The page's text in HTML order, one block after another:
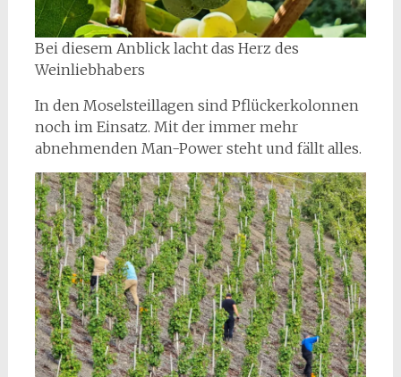
Bei diesem Anblick lacht das Herz des
Weinliebhabers
In den Moselsteillagen sind Pflückerkolonnen
noch im Einsatz. Mit der immer mehr
abnehmenden Man-Power steht und fällt alles.